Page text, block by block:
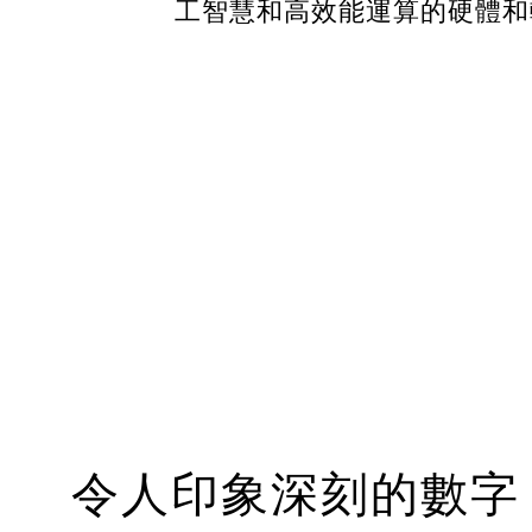
工智慧和高效能運算的硬體
令人印象深刻的數字